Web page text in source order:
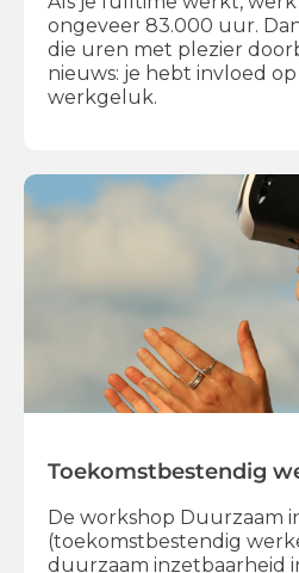
ongeveer 83.000 uur.
die uren met plezier
nieuws: je hebt invloed
werkgeluk.
Toekomstbestendig
De workshop Duurzaam
(toekomstbestendig
duurzaam inzetbaarheid